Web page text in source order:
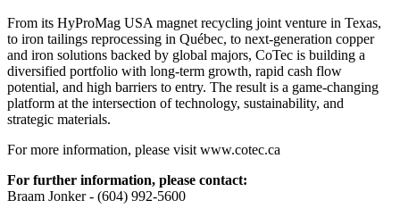
From its HyProMag USA magnet recycling joint venture in Texas,
to iron tailings reprocessing in Québec, to next-generation copper
and iron solutions backed by global majors, CoTec is building a
diversified portfolio with long-term growth, rapid cash flow
potential, and high barriers to entry. The result is a game-changing
platform at the intersection of technology, sustainability, and
strategic materials.
For more information, please visit www.cotec.ca
For further information, please contact:
Braam Jonker - (604) 992-5600